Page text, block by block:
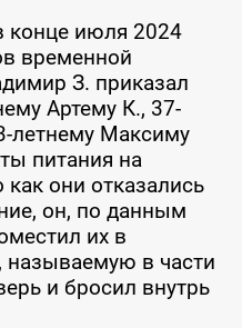
конце июля 2024
временной
З. приказал
Артему К., 37-
летнему Максиму
питания на
они отказались
он, по данным
их в
называемую в части
и бросил внутрь